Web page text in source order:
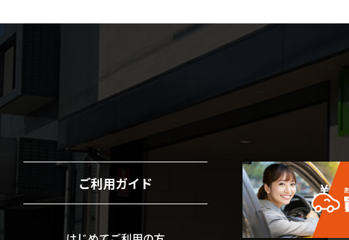
ご利用ガイド